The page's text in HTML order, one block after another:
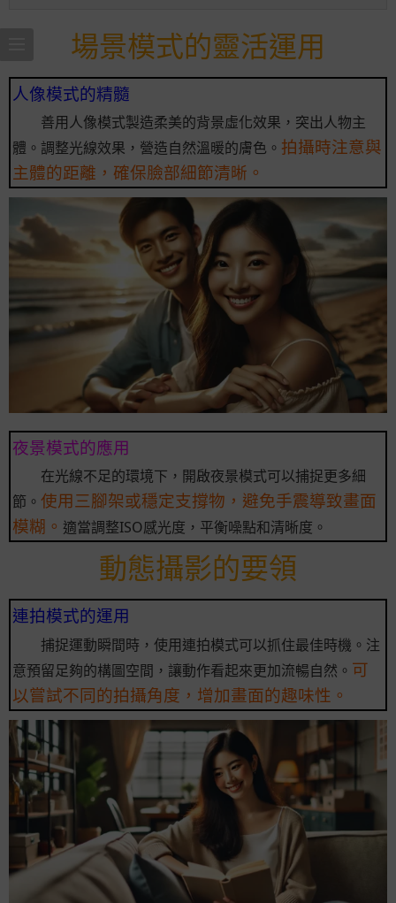
場景模式的靈活運用
人像模式的精髓
善用人像模式製造柔美的背景虛化效果，突出人物主
體。調整光線效果，營造自然溫暖的膚色。 拍攝時注意與
主體的距離，確保臉部細節清晰。
夜景模式的應用
在光線不足的環境下，開啟夜景模式可以捕捉更多細
節。 使用三腳架或穩定支撐物，避免手震導致畫面
模糊。 適當調整ISO感光度，平衡噪點和清晰度。
動態攝影的要領
連拍模式的運用
捕捉運動瞬間時，使用連拍模式可以抓住最佳時機。注
意預留足夠的構圖空間，讓動作看起來更加流暢自然。 可
以嘗試不同的拍攝角度，增加畫面的趣味性。